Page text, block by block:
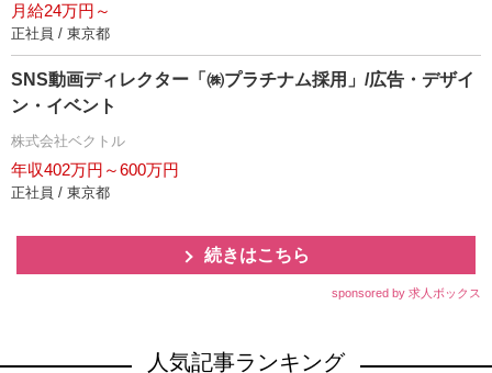
月給24万円～
正社員 / 東京都
SNS動画ディレクター「㈱プラチナム採用」/広告・デザイ
ン・イベント
株式会社ベクトル
年収402万円～600万円
正社員 / 東京都
続きはこちら
sponsored by 求人ボックス
人気記事ランキング